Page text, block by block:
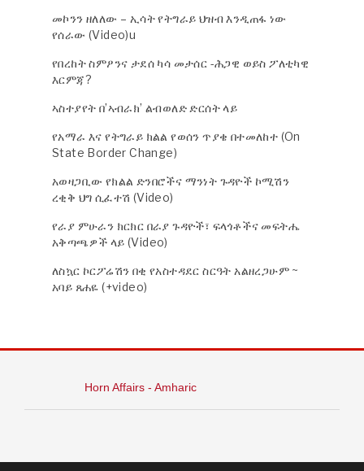
መኮንን ዘለለው – ኢሳት የትግራይ ህዝብ እንዲጠፋ ነው
የሰራው (Video)u
የበረከት ስምዖንና ታደሰ ካሳ መታሰር -ሕጋዊ ወይስ ፖለቲካዊ
እርምጃ?
ኣስተያየት በ’ኣብራክ’ ልብወለድ ድርሰት ላይ
የአማራ እና የትግራይ ክልል የወሰን ጥያቄ በተመለከተ (On
State Border Change)
አወዛጋቢው የክልል ድንበሮችና ማንነት ጉዳዮች ኮሚሽን
ረቂቅ ህግ ሲፈተሽ (Video)
የራያ ምሁራን ክርክር በራያ ጉዳዮች፣ ፍላጎቶችና መፍትሔ
አቅጣጫዎች ላይ (Video)
ለስኳር ኮርፖሬሽን በቂ የአስተዳደር ስርዓት አልዘረጋሁም ~
አባይ ጸሐዬ (+video)
Horn Affairs - Amharic